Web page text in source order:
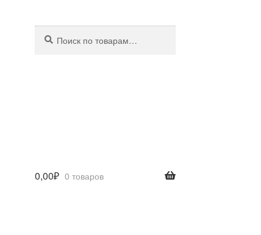
0,00₽ 0 товаров